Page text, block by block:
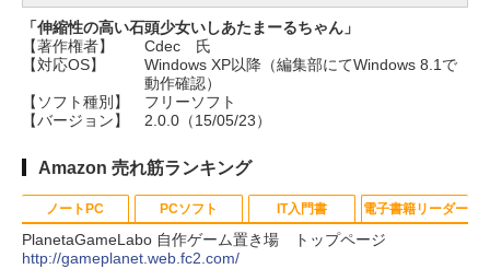
「伸縮性の高い石頭少女いしあたまーるちゃん」
【著作権者】
Cdec 氏
【対応OS】
Windows XP以降（編集部にてWindows 8.1で
動作確認）
【ソフト種別】
フリーソフト
【バージョン】
2.0.0（15/05/23）
Amazon 売れ筋ランキング
ノートPC PCソフト IT入門書 電子書籍リーダー
PlanetaGameLabo 自作ゲーム置き場 トップページ
http://gameplanet.web.fc2.com/